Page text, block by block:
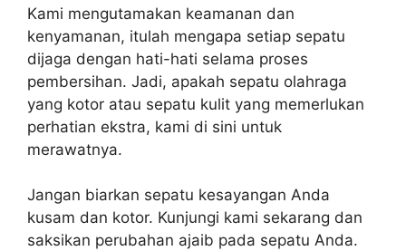
Kami mengutamakan keamanan dan
kenyamanan, itulah mengapa setiap sepatu
dijaga dengan hati-hati selama proses
pembersihan. Jadi, apakah sepatu olahraga
yang kotor atau sepatu kulit yang memerlukan
perhatian ekstra, kami di sini untuk
merawatnya.
Jangan biarkan sepatu kesayangan Anda
kusam dan kotor. Kunjungi kami sekarang dan
saksikan perubahan ajaib pada sepatu Anda.